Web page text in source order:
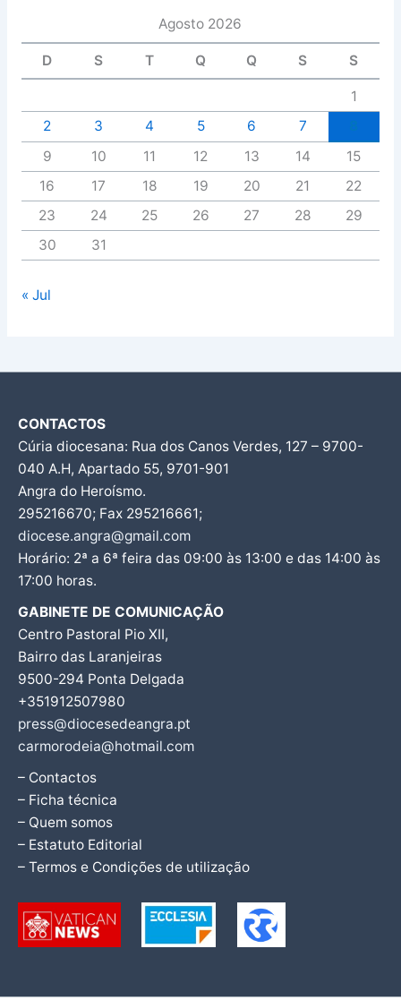
Agosto 2026
D S T Q Q S S
1
2
3 4 5 6 7
9
10 11 12 13 14
15
16
17 18 19 20 21
22
23
24 25 26 27 28
29
30
31
« Jul
CONTACTOS
Cúria diocesana: Rua dos Canos Verdes, 127 – 9700-
040 A.H, Apartado 55, 9701-901
Angra do Heroísmo.
295216670; Fax 295216661;
diocese.angra@gmail.com
Horário: 2ª a 6ª feira das 09:00 às 13:00 e das 14:00 às
17:00 horas.
GABINETE DE COMUNICAÇÃO
Centro Pastoral Pio XII,
Bairro das Laranjeiras
9500-294 Ponta Delgada
+351912507980
press@diocesedeangra.pt
carmorodeia@hotmail.com
– Contactos
– Ficha técnica
– Quem somos
– Estatuto Editorial
– Termos e Condições de utilização